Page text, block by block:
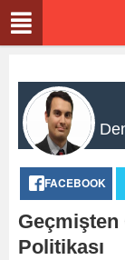
FACEBOOK
Geçmişten
Politikası